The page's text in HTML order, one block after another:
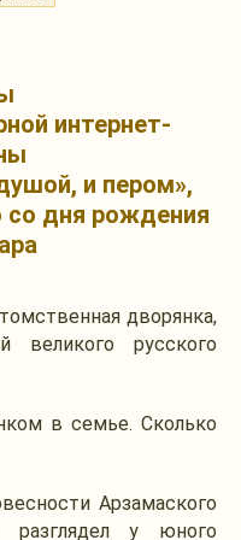
интернет-
и пером»,
со дня рождения
дворянка,
великого русского
в семье. Сколько
Арзамаского
разгляделу юного